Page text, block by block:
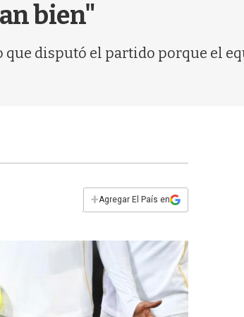
bien"
disputó el partido porque el
+Agregar El País en